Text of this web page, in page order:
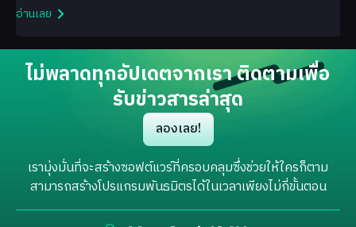
อ่านเลย
ไม่พลาดทุกอัปเดตจากเรา ติดตามเพื่อ
รับข่าวสารล่าสุด
ลองเลย!
เรามุ่งมั่นที่จะสร้างซอฟต์แวร์ที่ครอบคลุมซึ่งช่วยให้ใครก็ตาม
สามารถสร้างโปรแกรมพันธมิตรได้ในเวลาเพียงไม่กี่ขั้นตอน